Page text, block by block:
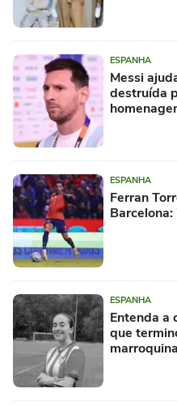
ESPANHA
Messi
destruída
ESPANHA
Ferran
ESPANHA
Entenda a
que
marroquina